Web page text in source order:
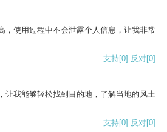
，使用过程中不会泄露个人信息，让我非常
支持[0] 反对[0]
让我能够轻松找到目的地，了解当地的风土
支持[0] 反对[0]